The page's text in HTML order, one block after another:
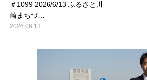
＃1099 2026/6/13 ふるさと川
崎まちづ…
2026.06.13